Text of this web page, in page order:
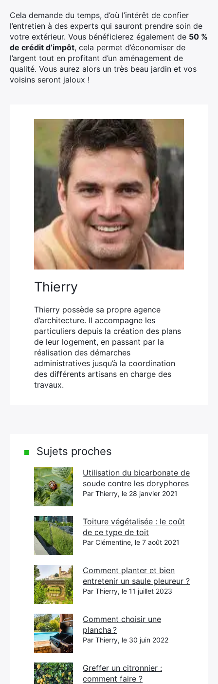
Cela demande du temps, d’où l’intérêt de confier
l’entretien à des experts qui sauront prendre soin de
votre extérieur. Vous bénéficierez également de 50 %
de crédit d’impôt, cela permet d’économiser de
l’argent tout en profitant d’un aménagement de
qualité. Vous aurez alors un très beau jardin et vos
voisins seront jaloux !
Thierry
Thierry possède sa propre agence
d’architecture. Il accompagne les
particuliers depuis la création des plans
de leur logement, en passant par la
réalisation des démarches
administratives jusqu’à la coordination
des différents artisans en charge des
travaux.
Sujets proches
Utilisation du bicarbonate de
soude contre les doryphores
Par Thierry, le 28 janvier 2021
Toiture végétalisée : le coût
de ce type de toit
Par Clémentine, le 7 août 2021
Comment planter et bien
entretenir un saule pleureur ?
Par Thierry, le 11 juillet 2023
Comment choisir une
plancha ?
Par Thierry, le 30 juin 2022
Greffer un citronnier :
comment faire ?